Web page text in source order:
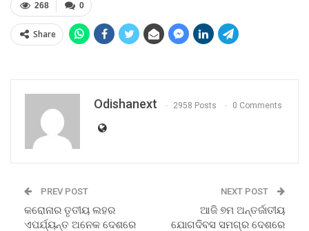
0
268
Share
Odishanext 2958 Posts 0 Comments
PREV POST
କରୋନାର ତୃତୀୟ ଲହର
ଏପର୍ଯ୍ୟନ୍ତ ଅନେକ ଦେଶରେ
NEXT POST
ଆଜି ୭ମ ଅନ୍ତର୍ଜାତୀୟ
ଯୋଗଦିବସ ସମଗ୍ର ଦେଶରେ